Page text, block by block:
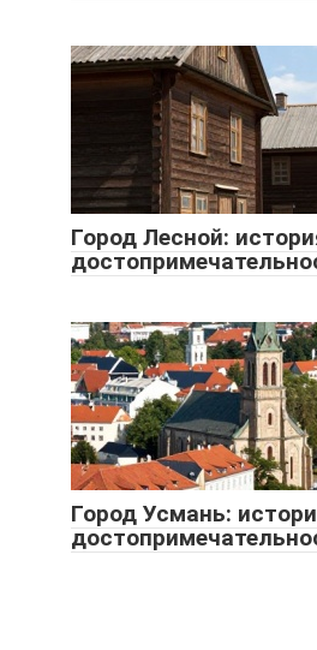
Город Лесной:
Город Усмань: